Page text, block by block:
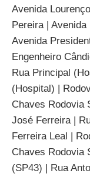
Avenida
Pereira |
Avenida
Engenheiro
Rua Principal
(Hospital) |
Chaves Rodovia
José Ferreira |
Ferreira Leal |
Chaves Rodovia
(SP43) | Rua